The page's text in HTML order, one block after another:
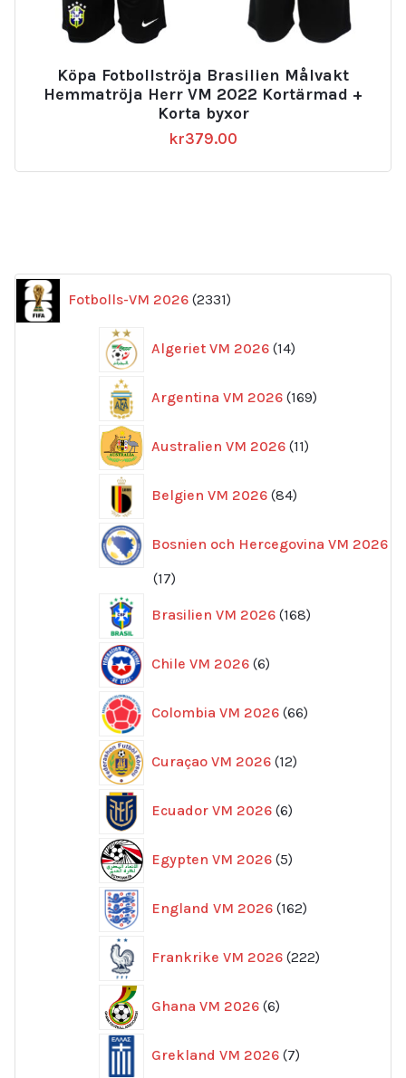
Köpa Fotbollströja Brasilien Målvakt
Hemmatröja Herr VM 2022 Kortärmad +
Korta byxor
kr379.00
Fotbolls-VM 2026 2331
produkter
Algeriet VM 2026 14
produkter
Argentina VM 2026 169
produkter
Australien VM 2026 11
produkter
Belgien VM 2026 84
produkter
Bosnien och Hercegovina VM 2026
1717
Brasilien VM 2026 168
produkter
Chile VM 2026 6
produkter
Colombia VM 2026 66
produkter
Curaçao VM 2026 12
produkter
Ecuador VM 2026 6
produkter
Egypten VM 2026 5
produkter
England VM 2026 162
produkter
Frankrike VM 2026 222
produkter
Ghana VM 2026 6
produkter
Grekland VM 2026 7
produkter